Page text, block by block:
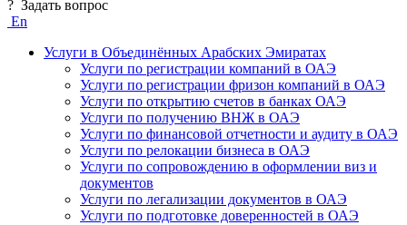
? Задать вопрос
En
Услуги в Объединённых Арабских Эмиратах
Услуги по регистрации компаний в ОАЭ
Услуги по регистрации фризон компаний в ОАЭ
Услуги по открытию счетов в банках ОАЭ
Услуги по получению ВНЖ в ОАЭ
Услуги по финансовой отчетности и аудиту в ОАЭ
Услуги по релокации бизнеса в ОАЭ
Услуги по сопровождению в оформлении виз и
документов
Услуги по легализации документов в ОАЭ
Услуги по подготовке доверенностей в ОАЭ